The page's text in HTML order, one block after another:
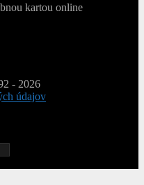
kartou online
- 2026
údajov